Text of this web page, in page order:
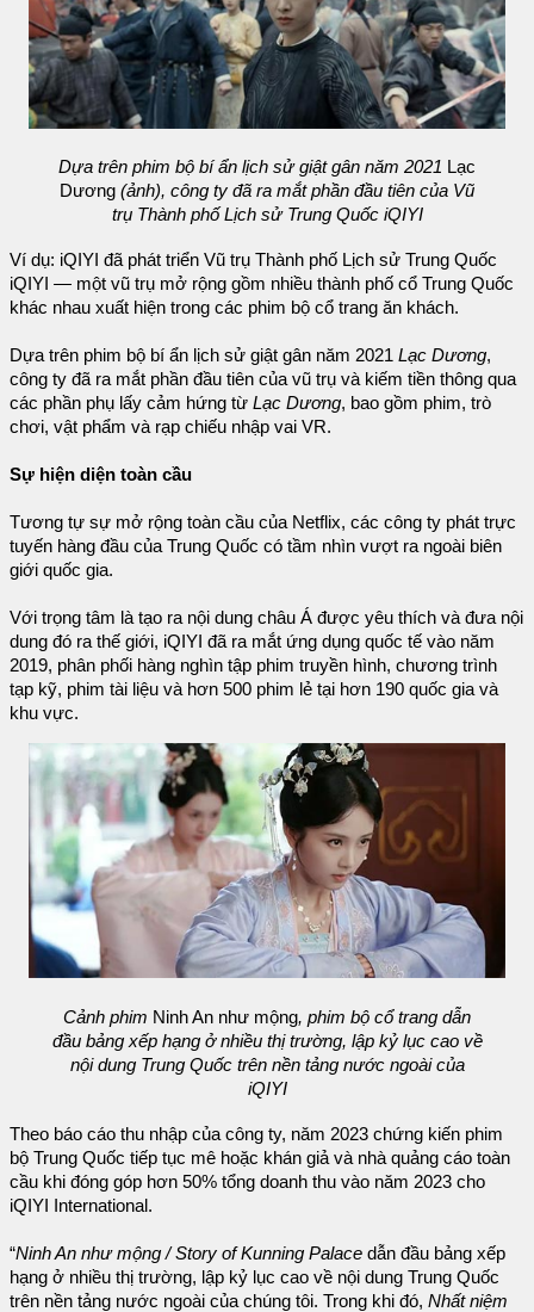
Dựa trên phim bộ bí ẩn lịch sử giật gân năm 2021 Lạc
Dương (ảnh), công ty đã ra mắt phần đầu tiên của Vũ
trụ Thành phố Lịch sử Trung Quốc iQIYI
Ví dụ: iQIYI đã phát triển Vũ trụ Thành phố Lịch sử Trung Quốc
iQIYI — một vũ trụ mở rộng gồm nhiều thành phố cổ Trung Quốc
khác nhau xuất hiện trong các phim bộ cổ trang ăn khách.
Dựa trên phim bộ bí ẩn lịch sử giật gân năm 2021 Lạc Dương,
công ty đã ra mắt phần đầu tiên của vũ trụ và kiếm tiền thông qua
các phần phụ lấy cảm hứng từ Lạc Dương, bao gồm phim, trò
chơi, vật phẩm và rạp chiếu nhập vai VR.
Sự hiện diện toàn cầu
Tương tự sự mở rộng toàn cầu của Netflix, các công ty phát trực
tuyến hàng đầu của Trung Quốc có tầm nhìn vượt ra ngoài biên
giới quốc gia.
Với trọng tâm là tạo ra nội dung châu Á được yêu thích và đưa nội
dung đó ra thế giới, iQIYI đã ra mắt ứng dụng quốc tế vào năm
2019, phân phối hàng nghìn tập phim truyền hình, chương trình
tạp kỹ, phim tài liệu và hơn 500 phim lẻ tại hơn 190 quốc gia và
khu vực.
Cảnh phim Ninh An như mộng, phim bộ cổ trang dẫn
đầu bảng xếp hạng ở nhiều thị trường, lập kỷ lục cao về
nội dung Trung Quốc trên nền tảng nước ngoài của
iQIYI
Theo báo cáo thu nhập của công ty, năm 2023 chứng kiến phim
bộ Trung Quốc tiếp tục mê hoặc khán giả và nhà quảng cáo toàn
cầu khi đóng góp hơn 50% tổng doanh thu vào năm 2023 cho
iQIYI International.
“Ninh An như mộng / Story of Kunning Palace dẫn đầu bảng xếp
hạng ở nhiều thị trường, lập kỷ lục cao về nội dung Trung Quốc
trên nền tảng nước ngoài của chúng tôi. Trong khi đó, Nhất niệm